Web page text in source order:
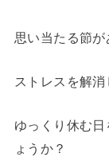
思い当たる節が
ストレスを解消
ゆっくり休む
ょうか？